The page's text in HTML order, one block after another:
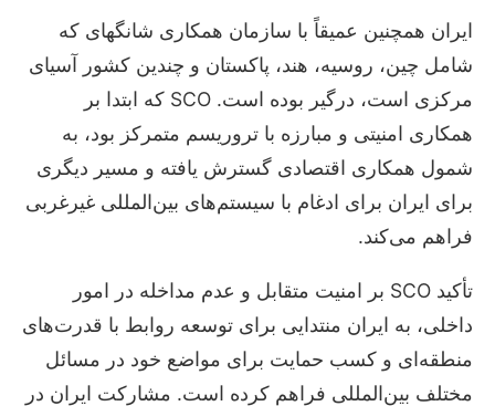
ایران همچنین عمیقاً با سازمان همکاری شانگهای که
شامل چین، روسیه، هند، پاکستان و چندین کشور آسیای
مرکزی است، درگیر بوده است. SCO که ابتدا بر
همکاری امنیتی و مبارزه با تروریسم متمرکز بود، به
شمول همکاری اقتصادی گسترش یافته و مسیر دیگری
برای ایران برای ادغام با سیستم‌های بین‌المللی غیرغربی
فراهم می‌کند.
تأکید SCO بر امنیت متقابل و عدم مداخله در امور
داخلی، به ایران منتدایی برای توسعه روابط با قدرت‌های
منطقه‌ای و کسب حمایت برای مواضع خود در مسائل
مختلف بین‌المللی فراهم کرده است. مشارکت ایران در